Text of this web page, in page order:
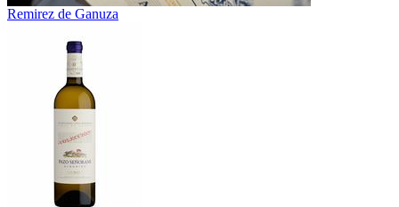
Remirez de Ganuza